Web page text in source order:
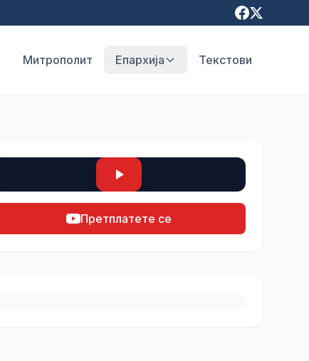
Митрополит Епархија Текстови
Претплатете се